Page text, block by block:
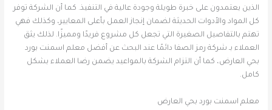
الذين يعتمدون على خبرة طويلة وجودة عالية في التنفيذ. كما أن الشركة توفر
كل المواد والأدوات الحديثة لضمان إنجاز العمل بأعلى المعايير، وكذلك فهي
تهتم بالتفاصيل الصغيرة التي تجعل كل مشروع فريدًا ومميزًا. لذلك يثق
العملاء بـ شركة رمز الصفا دائمًا عند البحث عن أفضل معلم اسمنت بورد
بحي العارض، كما أن التزام الشركة بالمواعيد يضمن رضا العملاء بشكل
كامل.
معلم اسمنت بورد بحي العارض